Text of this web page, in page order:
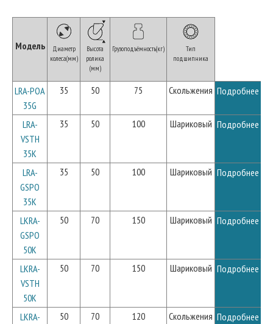
Модель
Диаметр
колеса(мм)
Высота
ролика
(мм)
Грузоподъёмность(кг)
Тип
подшипника
LRA-POA
35G
35 50 75 Скольжения Подробнее
LRA-
VSTH
35K
35 50 100 Шариковый Подробнее
LRA-
GSPO
35K
35 50 100 Шариковый Подробнее
LKRA-
GSPO
50K
50 70 150 Шариковый Подробнее
LKRA-
VSTH
50K
50 70 150 Шариковый Подробнее
LKRA-
50 70 120 Скольжения Подробнее